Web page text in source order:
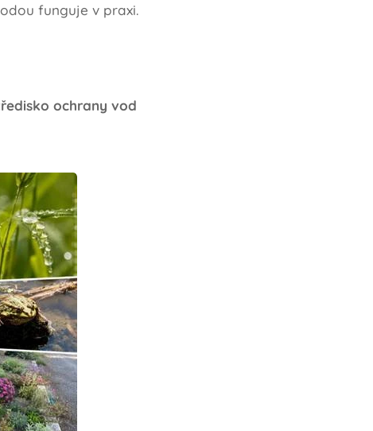
funguje v praxi.
ochrany vod